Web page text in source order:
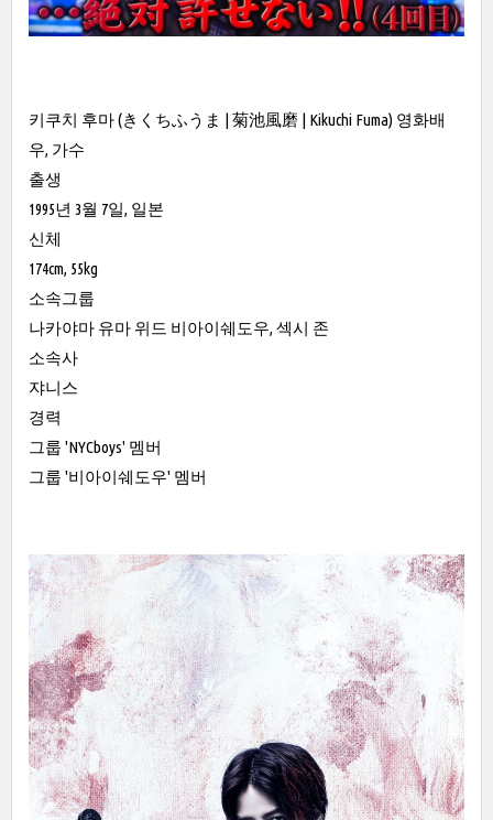
키쿠치 후마 (きくちふうま | 菊池風磨 | Kikuchi Fuma) 영화배
우, 가수
출생
1995년 3월 7일, 일본
신체
174cm, 55kg
소속그룹
나카야마 유마 위드 비아이쉐도우, 섹시 존
소속사
쟈니스
경력
그룹 'NYCboys' 멤버
그룹 '비아이쉐도우' 멤버